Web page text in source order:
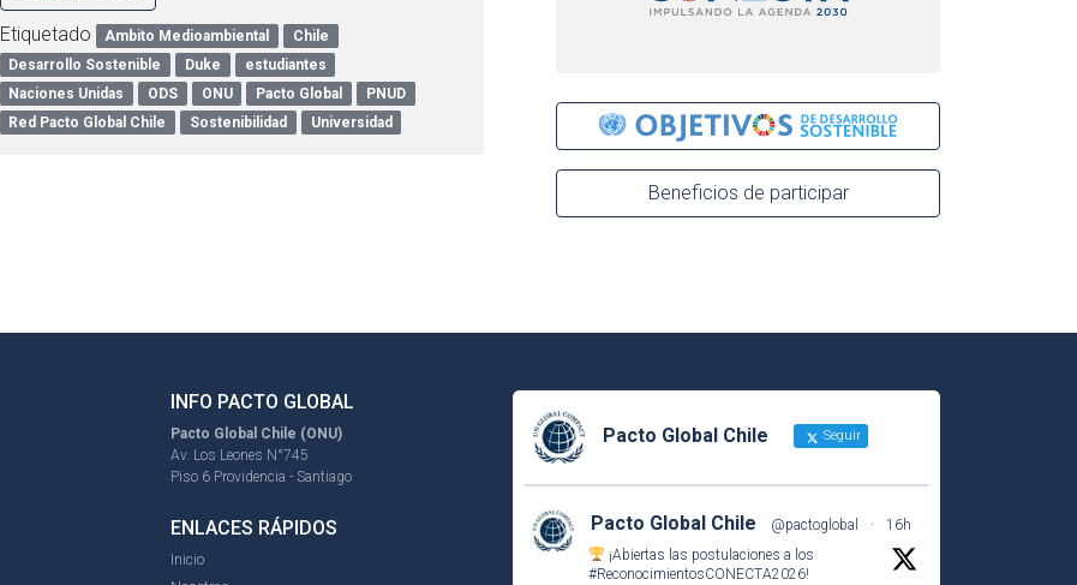
Etiquetado Ambito Medioambiental
Chile
Desarrollo Sostenible
Duke
estudiantes
Naciones Unidas
ODS ONU Pacto Global
PNUD
Red Pacto Global Chile
Sostenibilidad Universidad
Beneficios de participar
INFO PACTO GLOBAL
Pacto Global Chile (ONU)
Av. Los Leones N°745
Piso 6 Providencia - Santiago
ENLACES RÁPIDOS
Inicio
Pacto Global Chile Seguir
Pacto Global Chile @pactoglobal ·
16h
¡Abiertas las postulaciones a los
#ReconocimientosCONECTA2026!